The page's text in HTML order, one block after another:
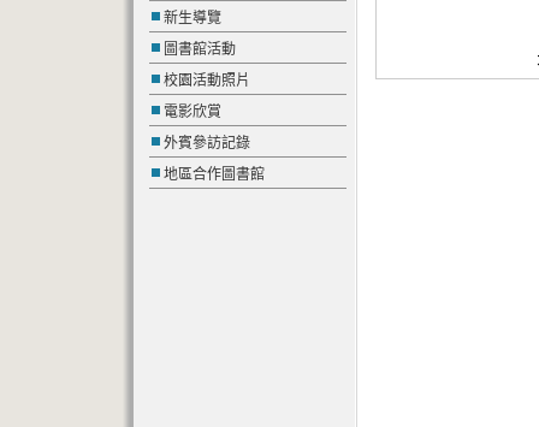
新生導覽
圖書館活動
校園活動照片
電影欣賞
外賓參訪記錄
地區合作圖書館